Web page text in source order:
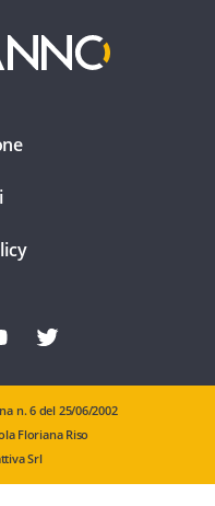
n. 6 del 25/06/2002
Floriana Riso
Srl